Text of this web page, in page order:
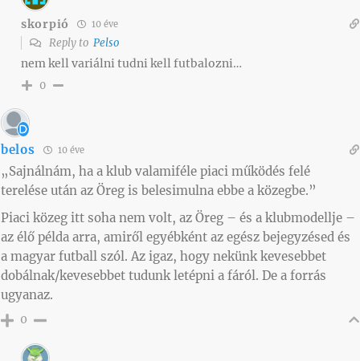
skorpió 10 éve
Reply to Pelso
nem kell variálni tudni kell futbalozni…
0
belos 10 éve
„Sajnálnám, ha a klub valamiféle piaci működés felé
terelése után az Öreg is belesimulna ebbe a közegbe.”
Piaci közeg itt soha nem volt, az Öreg – és a klubmodellje –
az élő példa arra, amiről egyébként az egész bejegyzésed és
a magyar futball szól. Az igaz, hogy nekünk kevesebbet
dobálnak/kevesebbet tudunk letépni a fáról. De a forrás
ugyanaz.
0